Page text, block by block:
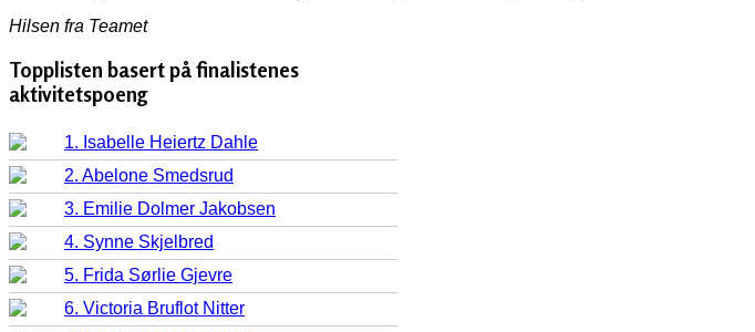
Hilsen fra Teamet
Topplisten basert på finalistenes
aktivitetspoeng
1. Isabelle Heiertz Dahle
2. Abelone Smedsrud
3. Emilie Dolmer Jakobsen
4. Synne Skjelbred
5. Frida Sørlie Gjevre
6. Victoria Bruflot Nitter